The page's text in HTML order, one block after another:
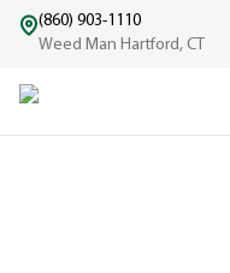
(860) 903-1110
Weed Man Hartford, CT